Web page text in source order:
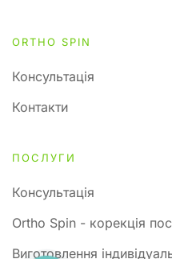
ORTHO SPIN
Консультація
Контакти
ПОСЛУГИ
Консультація
Ortho Spin - корекція
Виготовлення